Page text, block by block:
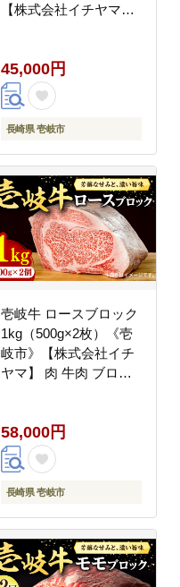
【株式会社イチヤマ】
[JFE012] 45000 45000
円 のし ギフト
45,000円
長崎県 壱岐市
壱岐牛 ロースブロック
1kg（500g×2枚）《壱
岐市》【株式会社イチ
ヤマ】 肉 牛肉 ブロッ
円 のし ギフト
58,000円
長崎県 壱岐市